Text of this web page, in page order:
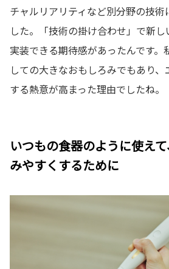
チャルリアリティなど別分野の技術
した。「技術の掛け合わせ」で新
実装できる期待感があったんです。
しての大きなおもしろみでもあり
する熱意が高まった理由でしたね。
いつもの食器のように使え
みやすくするために